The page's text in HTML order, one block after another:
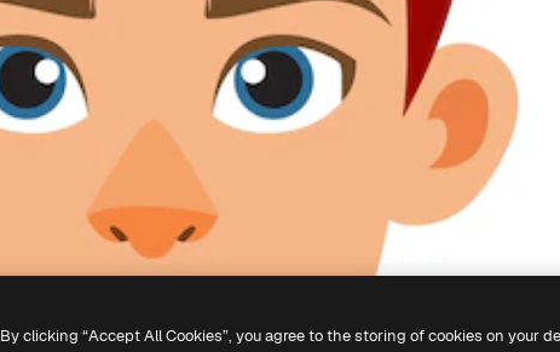
By clicking “Accept All Cookies”, you agree to the storing of cookies on your